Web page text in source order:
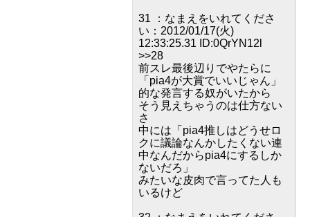
31 ：なまえをいれてくださ
い：2012/01/17(火)
12:33:25.31 ID:0QrYN12l
>>28
前スレ最後辺りでやたらに
「pia4が大賞でいいじゃん」
的な発言する奴がいたから
そう見えちゃうのは仕方ない
さ
中には「pia4推しはどうせロ
クに議論なんかしたくない連
中なんだからpia4にするしか
ないだろ」
みたいな皮肉で言ってた人も
いるけど